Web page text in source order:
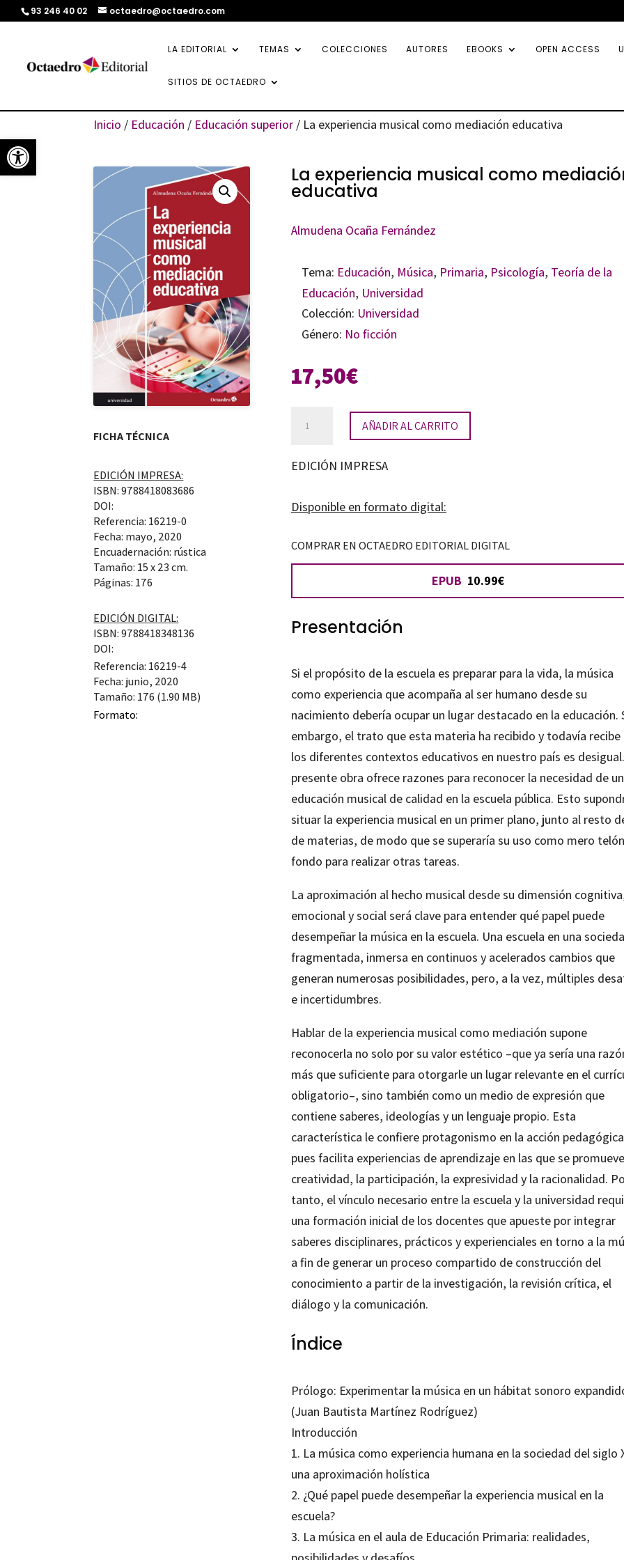
Abrir barra de herramientas
93 246 40 02 octaedro@octaedro.com
LA EDITORIAL TEMAS COLECCIONES AUTORES EBOOKS OPEN ACCESS
SITIOS DE OCTAEDRO
Inicio / Educación / Educación superior / La experiencia musical como mediación educativa
FICHA TÉCNICA
EDICIÓN IMPRESA:
ISBN: 9788418083686
DOI:
Referencia: 16219-0
Fecha: mayo, 2020
Encuadernación: rústica
Tamaño: 15 x 23 cm.
Páginas: 176
EDICIÓN DIGITAL:
ISBN: 9788418348136
DOI:
Referencia: 16219-4
Fecha: junio, 2020
Tamaño: 176 (1.90 MB)
Formato:
La experiencia musical como
educativa
Almudena Ocaña Fernández
Tema: Educación, Música, Primaria, Psicología, Teoría de la
Educación, Universidad
Colección: Universidad
Género: No ficción
17,50€
musical
mediación
cantidad
AÑADIR AL CARRITO
EDICIÓN IMPRESA
Disponible en formato digital:
COMPRAR EN OCTAEDRO EDITORIAL DIGITAL
EPUB 10.99€
Presentación
Si el propósito de la escuela es preparar para la vida, la música
como experiencia que acompaña al ser humano desde su
nacimiento debería ocupar un lugar destacado en la educación.
embargo, el trato que esta materia ha recibido y todavía recibe
los diferentes contextos educativos en nuestro país es
presente obra ofrece razones para reconocer la necesidad de
educación musical de calidad en la escuela pública. Esto
situar la experiencia musical en un primer plano, junto al resto
de materias, de modo que se superaría su uso como mero
fondo para realizar otras tareas.
La aproximación al hecho musical desde su dimensión
emocional y social será clave para entender qué papel puede
desempeñar la música en la escuela. Una escuela en una
fragmentada, inmersa en continuos y acelerados cambios que
generan numerosas posibilidades, pero, a la vez, múltiples
e incertidumbres.
Hablar de la experiencia musical como mediación supone
reconocerla no solo por su valor estético –que ya sería una
más que suficiente para otorgarle un lugar relevante en el
obligatorio–, sino también como un medio de expresión que
contiene saberes, ideologías y un lenguaje propio. Esta
característica le confiere protagonismo en la acción
pues facilita experiencias de aprendizaje en las que se
creatividad, la participación, la expresividad y la racionalidad.
tanto, el vínculo necesario entre la escuela y la universidad
una formación inicial de los docentes que apueste por integrar
saberes disciplinares, prácticos y experienciales en torno a la
a fin de generar un proceso compartido de construcción del
conocimiento a partir de la investigación, la revisión crítica, el
diálogo y la comunicación.
Índice
Prólogo: Experimentar la música en un hábitat sonoro
(Juan Bautista Martínez Rodríguez)
Introducción
1. La música como experiencia humana en la sociedad del siglo
una aproximación holística
2. ¿Qué papel puede desempeñar la experiencia musical en la
escuela?
3. La música en el aula de Educación Primaria: realidades,